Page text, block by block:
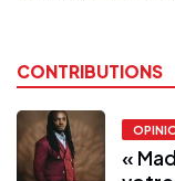
CONTRIBUTIONS
«